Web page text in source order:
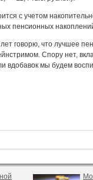
с учетом
пенсионных
говорю, что лучшее
Спору нет,
вдобавок мы будем